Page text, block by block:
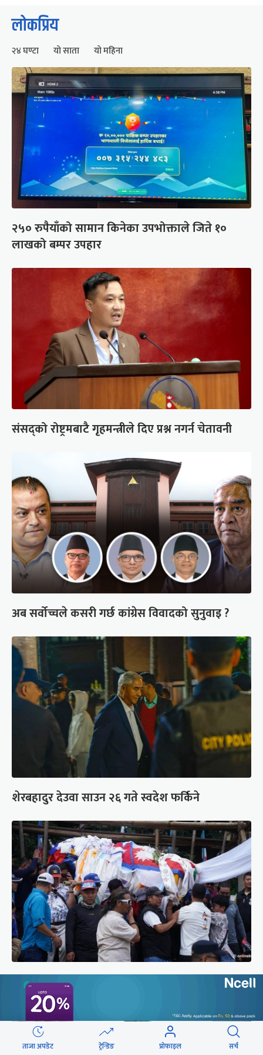
लोकप्रिय
२४ घण्टा यो साता यो महिना
२५० रुपैयाँको सामान किनेका उपभोक्ताले जिते १०
लाखको बम्पर उपहार
संसद्को रोष्ट्रमबाटै गृहमन्त्रीले दिए प्रश्न नगर्न चेतावनी
अब सर्वोच्चले कसरी गर्छ कांग्रेस विवादको सुनुवाइ ?
शेरबहादुर देउवा साउन २६ गते स्वदेश फर्किने
पर्वतारोही पुरबहादुर गुरुङको अन्त्येष्टि (तस्वीरहरू)
ताजा अपडेट ट्रेन्डिङ प्रोफाइल सर्च